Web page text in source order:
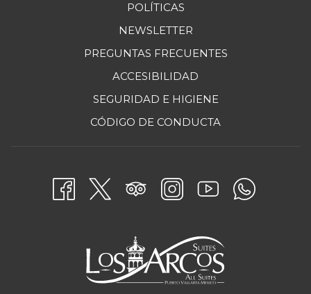
POLÍTICAS
NEWSLETTER
PREGUNTAS FRECUENTES
ACCESIBILIDAD
SEGURIDAD E HIGIENE
CÓDIGO DE CONDUCTA
NUEVA
PESTAÑA